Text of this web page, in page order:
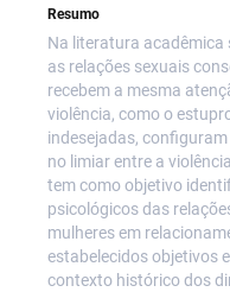
Resumo
Na literatura acadêmica
as relações sexuais
recebem a mesma
violência, como o
indesejadas,
no limiar entre a
tem como objetivo
psicológicos das
mulheres em
estabelecidos objetivos
contexto histórico dos